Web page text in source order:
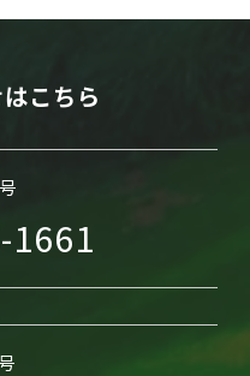
こちら
1661